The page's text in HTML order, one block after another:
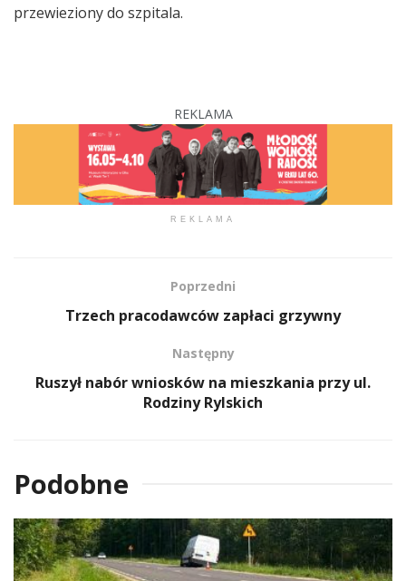
przewieziony do szpitala.
REKLAMA
REKLAMA
Poprzedni
Trzech pracodawców zapłaci grzywny
Następny
Ruszył nabór wniosków na mieszkania przy ul.
Rodziny Rylskich
Podobne